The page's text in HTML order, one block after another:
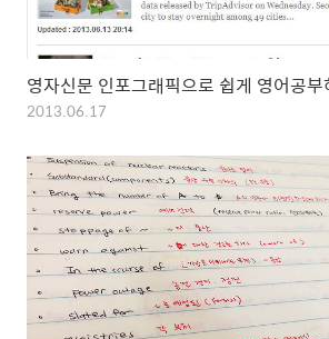
영자신문 인포그래픽으로 쉽게 영어공부
2013.06.17